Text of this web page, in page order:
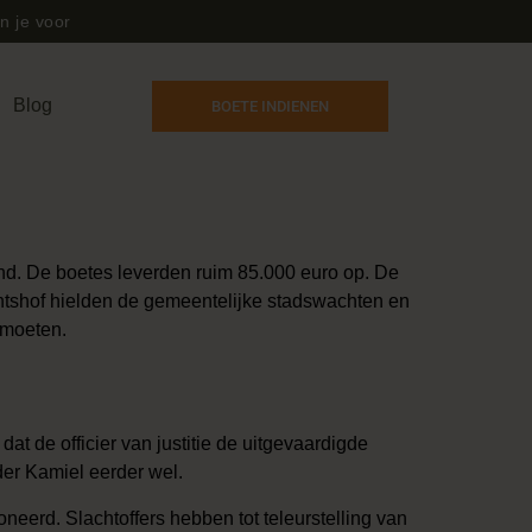
je voor
Blog BOETE INDIENEN
De boetes leverden ruim 85.000 euro op. De
hielden de gemeentelijke stadswachten en
de officier van justitie de uitgevaardigde
Kamiel eerder wel.
Slachtoffers hebben tot teleurstelling van